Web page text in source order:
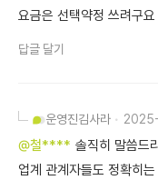
요금은 선택약정 쓰려구요
답글 달기
운영진김사라
@철**** 솔직히 말씀드
업계 관계자들도 정확히